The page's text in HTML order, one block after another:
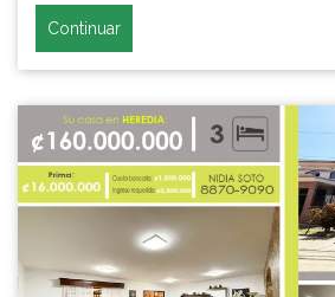
Continuar